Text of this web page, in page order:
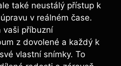
​také neustálý přístup‍ k
v reálném čase.‍
vaši příbuzní
z dovolené a každý k
vlastní snímky. To